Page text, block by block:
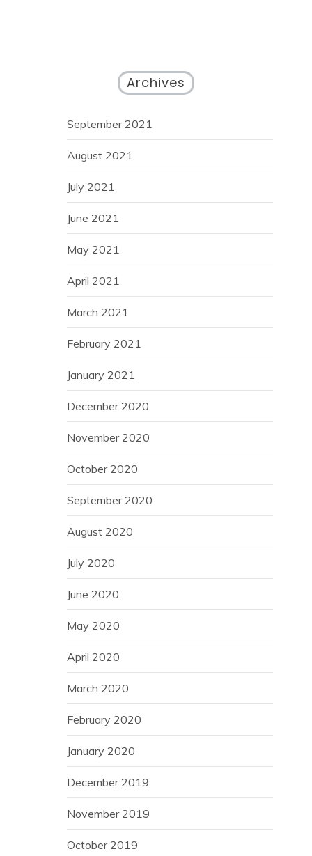
Archives
September 2021
August 2021
July 2021
June 2021
May 2021
April 2021
March 2021
February 2021
January 2021
December 2020
November 2020
October 2020
September 2020
August 2020
July 2020
June 2020
May 2020
April 2020
March 2020
February 2020
January 2020
December 2019
November 2019
October 2019